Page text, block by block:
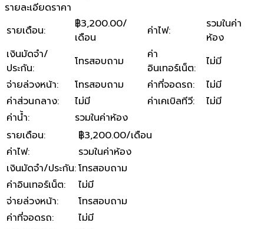
รายละเอียดราคา
รายเดือน:
฿3,200.00/
เดือน
ค่าไฟ:
รวมในค่า
ห้อง
เงินมัดจำ/
ประกัน: โทรสอบถาม
ค่า
อินเทอร์เน็ต:
ไม่มี
จ่ายล่วงหน้า: โทรสอบถาม ค่าที่จอดรถ:
ไม่มี
ค่าส่วนกลาง: ไม่มี ค่าเคเบิลทีวี:
ไม่มี
ค่าน้ำ:
รวมในค่าห้อง
รายเดือน:
฿3,200.00/เดือน
ค่าไฟ:
รวมในค่าห้อง
เงินมัดจำ/ประกัน:โทรสอบถาม
ค่าอินเทอร์เน็ต:
ไม่มี
จ่ายล่วงหน้า:
โทรสอบถาม
ค่าที่จอดรถ:
ไม่มี